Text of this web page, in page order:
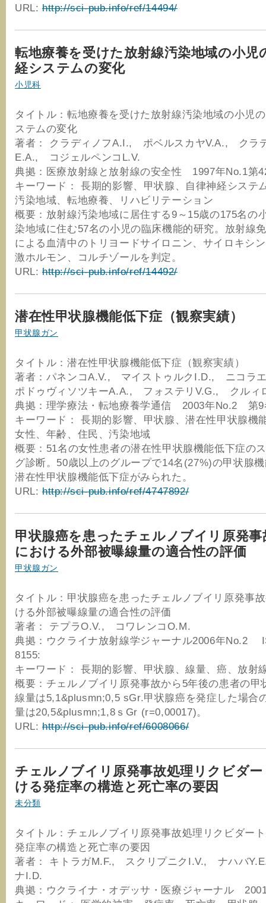
URL: http://sci-pub.info/ref/14494/
転地療養を受けた放射線汚染地域の小児
経システムの変化
小児科
タイトル：転地療養を受けた放射線汚染地域の小児
ステムの変化
著者： クラディノフA.I., ポベルスカヤV.A., クラ
E.A., コジェルペンコL.V.
典拠：医療放射線と放射線の安全性 1997年No.1第
キーワード： 長期的影響、甲状腺、自律神経システ
汚染地域、転地療養、リハビリテーション
概要：放射線汚染地域に居住する9～15歳の175名の
染地域に住む57名の小児の臨床機能的研究。放射線
による血清中のトリヨードサイロニン、サイロキシ
激ホルモン、コルチゾールを判定。
URL: http://sci-pub.info/ref/14492/
潜在性甲状腺機能低下症（観察実績）
甲状腺ガン
タイトル：潜在性甲状腺機能低下症（観察実績）
著者：パネンコA.V., マイストゥルクI.D., ニコラ
ポドゥヴィソツキーA.A., フォステリV.G., クルィ
典拠：理学療法・転地療養学通信 2003年No.2 第9
キーワード： 長期的影響、甲状腺、潜在性甲状腺機
女性、年齢、住民、汚染地域
概要：51名の女性患者の潜在性甲状腺機能低下症の
グ診断。50歳以上のグループで14名(27%)の甲状腺
潜在性甲状腺機能低下症がみられた。
URL: http://sci-pub.info/ref/4747892/
甲状腺癌を患ったチェルノブイリ原発事
における外部被曝線量の適合性の評価
甲状腺ガン
タイトル：甲状腺癌を患ったチェルノブイリ原発事
ける外部被曝線量の適合性の評価
著者： テプラO.V., コワレンコO.M.
典拠：ウクライナ放射線学ジャーナル2006年No.2
8155:
キーワード： 長期的影響、甲状腺、線量、癌、放射
概要：チェルノブイリ原発事故から5年後の患者の甲
線量は5,1&plusmn;0,5 sGr.甲状腺癌を発症した場合
量は20,5&plusmn;1,8ｓGr (r=0,00017)。
URL: http://sci-pub.info/ref/6008066/
チェルノブイリ原発事故処理リクビダ
ける発症率の構造と死亡率の要因
未分類
タイトル：チェルノブイリ原発事故処理リクビダー
発症率の構造と死亡率の要因
著者： キトラガM.F., スクリプニクI.V., ナハバ
ナI.D.
典拠：ウクライナ・オデッサ・医療ジャーナル